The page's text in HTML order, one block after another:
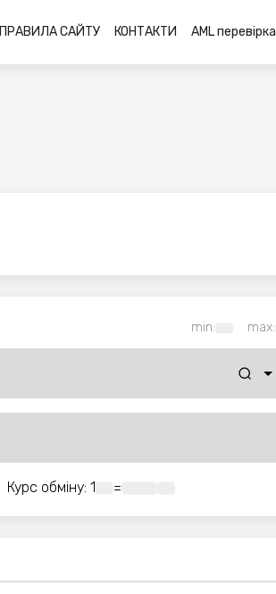
ПРАВИЛА САЙТУ КОНТАКТИ AML перевірка
min: max:
Курс обміну: 1 =